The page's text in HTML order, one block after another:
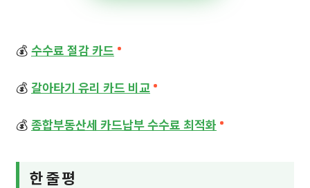
💰 수수료 절감 카드
💰 갈아타기 유리 카드 비교
💰 종합부동산세 카드납부 수수료 최적화
한 줄 평